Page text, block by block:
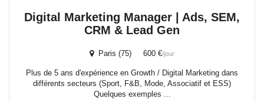
Digital Marketing Manager | Ads, SEM,
CRM & Lead Gen
Paris (75) 600 €/jour
Plus de 5 ans d'expérience en Growth / Digital Marketing dans
différents secteurs (Sport, F&B, Mode, Associatif et ESS)
Quelques exemples ...